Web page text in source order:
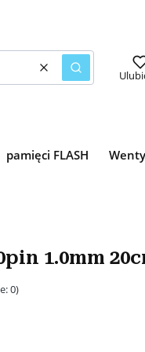
WyczyśćSzukaj
pamięci FLASH
1.0mm
0)